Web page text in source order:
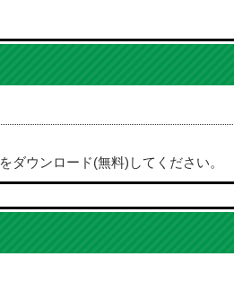
をダウンロード(無料)してください。